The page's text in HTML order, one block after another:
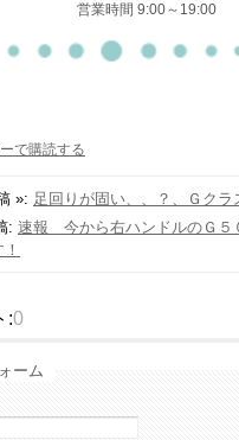
営業時間 9:00～19:00
»: 足回りが固い、、？、Ｇクラ
: 速報 今から右ハンドルのＧ５
:0
ーム